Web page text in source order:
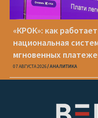
«КРОК»: как работает
национальная
мгновенных
Беларуси
07 АВГУСТА 2026 АНАЛИТИКА